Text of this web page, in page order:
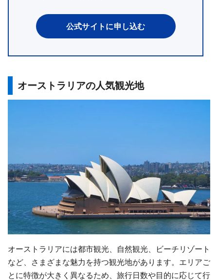
公式サイトに申し込む
オーストラリアの人気観光地
オーストラリアには都市観光、自然観光、ビーチリゾート
など、さまざまな魅力を持つ観光地があります。エリアご
とに特徴が大きく異なるため、旅行日数や目的に応じて行